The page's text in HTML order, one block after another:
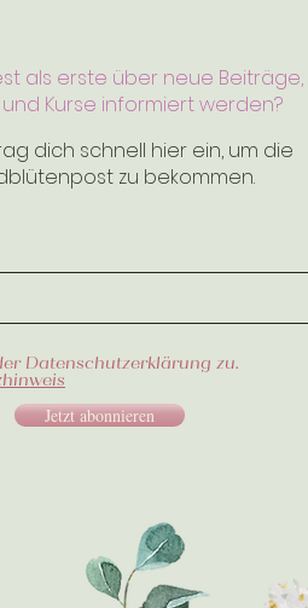
dich schnell hier ein, um die
zu bekommen.
als erste über neue Beiträge,
Kurse informiert werden?
Datenschutzerklärung zu.
Jetzt abonnieren